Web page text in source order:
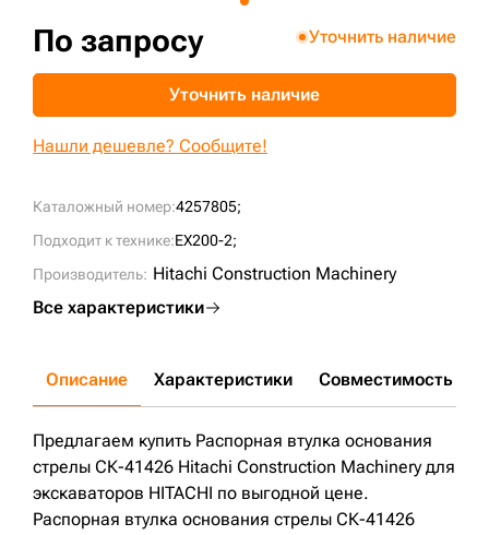
Каталожный номер:4257805;
Подходит к технике:EX200-2;
Производитель: Hitachi Construction Machinery
Все характеристики
По запросу Уточнить наличие
Уточнить наличие
Нашли дешевле? Сообщите!
Описание Характеристики Совместимость
Предлагаем купить Распорная втулка основания
стрелы СК-41426 Hitachi Construction Machinery для
экскаваторов HITACHI по выгодной цене.
Распорная втулка основания стрелы СК-41426